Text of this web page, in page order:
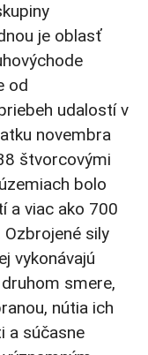
je oblasť
od
udalostí v
novembra
štvorcovými
bolo
a viac ako 700
sily
vykonávajú
smere,
nútia ich
a súčasne